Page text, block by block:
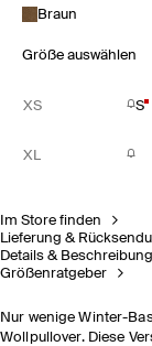
Braun
Größe auswählen
XS S
XL
Im Store finden
Lieferung &
Details & Beschreibung
Größenratgeber
Nur wenige Winter-
Wollpullover. Diese